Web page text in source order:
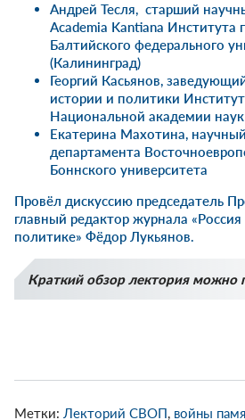
Андрей Тесля, старший
Academia Kantiana Института
Балтийского федерального
(Калининград)
Георгий Касьянов,
истории и политики
Национальной академии
Екатерина Махотина,
департамента
Боннского университета
Провёл дискуссию председатель
главный редактор журнала «Россия
политике» Фёдор Лукьянов.
Краткий обзор лектория можно
Метки: Лекторий СВОП, войны